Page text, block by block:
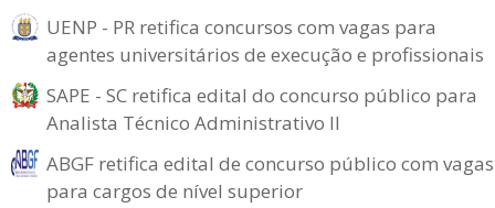
UENP - PR retifica concursos com vagas para
agentes universitários de execução e profissionais
SAPE - SC retifica edital do concurso público para
Analista Técnico Administrativo II
ABGF retifica edital de concurso público com vagas
para cargos de nível superior